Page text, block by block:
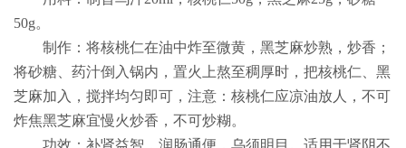
50g。
制作：将核桃仁在油中炸至微黄，黑芝麻炒熟，炒香；
将砂糖、药汁倒入锅内，置火上熬至稠厚时，把核桃仁、黑
芝麻加入，搅拌均匀即可，注意：核桃仁应凉油放人，不可
炸焦黑芝麻宜慢火炒香，不可炒糊。
功效：补肾益智，润肠通便，乌须明目。适用于肾阴不